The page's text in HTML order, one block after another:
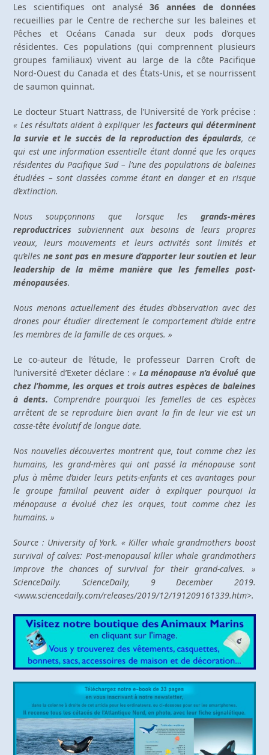
Les scientifiques ont analysé36 années de données
recueillies par le Centre de recherche sur les baleines et
Pêches et Océans Canada sur deux pods d’orques
résidentes. Ces populations (qui comprennent plusieurs
groupes familiaux) vivent au large de la côte Pacifique
Nord-Ouest du Canada et des États-Unis, et se nourrissent
de saumon quinnat.
Le docteur Stuart Nattrass, de l’Université de York précise :
« Les résultats aident à expliquer les facteurs qui déterminent
la survie et le succès de la reproduction des épaulards, ce
qui est une information essentielle étant donné que les orques
résidentes du Pacifique Sud – l’une des populations de baleines
étudiées – sont classées comme étant en danger et en risque
d’extinction.
Nous soupçonnons que lorsque les grands-mères
reproductrices subviennent aux besoins de leurs propres
veaux, leurs mouvements et leurs activités sont limités et
qu’elles ne sont pas en mesure d’apporter leur soutien et leur
leadership de la même manière que les femelles post-
ménopausées.
Nous menons actuellement des études d’observation avec des
drones pour étudier directement le comportement d’aide entre
les membres de la famille de ces orques. »
Le co-auteur de l’étude, le professeur Darren Croft de
l’université d’Exeter déclare :« La ménopause n’a évolué que
chez l’homme, les orques et trois autres espèces de baleines
à dents. Comprendre pourquoi les femelles de ces espèces
arrêtent de se reproduire bien avant la fin de leur vie est un
casse-tête évolutif de longue date.
Nos nouvelles découvertes montrent que, tout comme chez les
humains, les grand-mères qui ont passé la ménopause sont
plus à même d’aider leurs petits-enfants et ces avantages pour
le groupe familial peuvent aider à expliquer pourquoi la
ménopause a évolué chez les orques, tout comme chez les
humains. »
Source : University of York. « Killer whale grandmothers boost
survival of calves: Post-menopausal killer whale grandmothers
improve the chances of survival for their grand-calves. »
ScienceDaily. ScienceDaily, 9 December 2019.
<www.sciencedaily.com/releases/2019/12/191209161339.htm>.